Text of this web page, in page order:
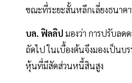
ขณะที่ระยะสั้นหลีกเลี่ยงธนา
บล. ฟิลลิป มองว่า การปรับลด
ถัดไป ในเบื้องต้นจึงมองเป็นบ
หุ้นที่มีสัดส่วนหนี้สินสูง